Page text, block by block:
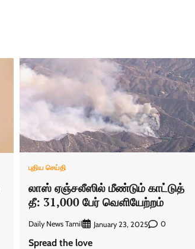
புதிய செய்தி
லாஸ் ஏஞ்சலீஸில் மீண்டும் காட்டுத்
தீ: 31,000 பேர் வெளியேற்றம்
Daily News Tamil January 23, 2025 0
Spread the love